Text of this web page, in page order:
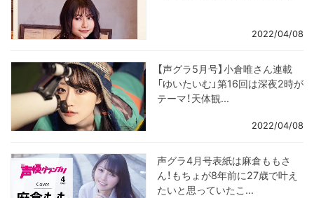
2022/04/08
【声グラ5月号】小倉唯さん連載
「ゆいたいむ」第16回は深夜2時が
テーマ！天体観...
2022/04/08
声グラ4月号表紙は麻倉ももさ
ん！もちょが8年前に27歳で叶え
たいと思っていたこ...